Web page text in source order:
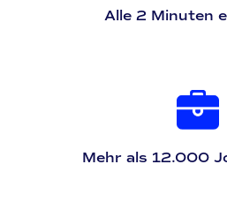
Alle 2 Minuten
Mehr als 12.000